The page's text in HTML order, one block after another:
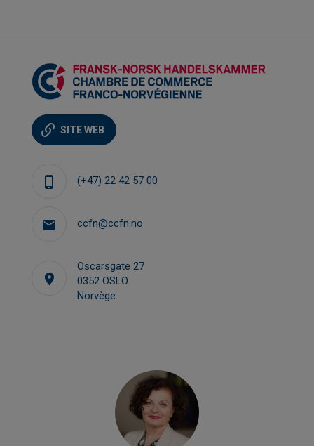
SITE WEB
(+47) 22 42 57 00
ccfn@ccfn.no
Oscarsgate 27
0352 OSLO
Norvège